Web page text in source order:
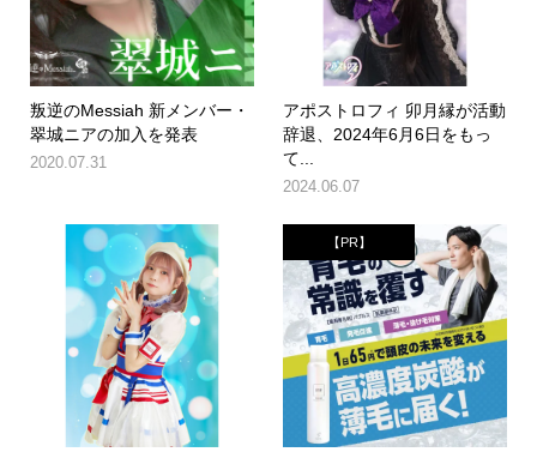
叛逆のMessiah 新メンバー・
翠城ニアの加入を発表
2020.07.31
アポストロフィ 卯月縁が活動
辞退、2024年6月6日をもっ
て...
2024.06.07
【PR】